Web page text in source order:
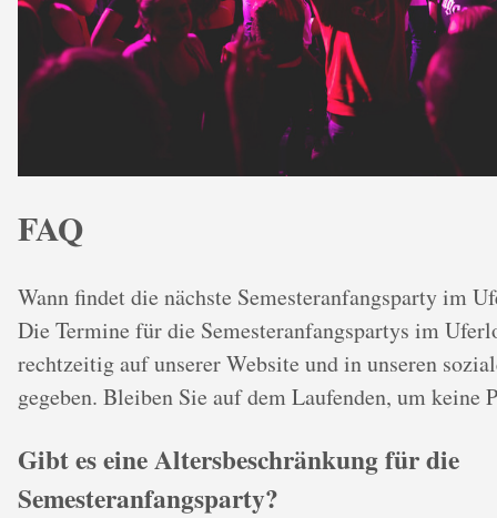
FAQ
Wann findet die nächste Semesteranfangsparty im
Die Termine für die Semesteranfangspartys im
rechtzeitig auf unserer Website und in unseren
gegeben. Bleiben Sie auf dem Laufenden, um keine
Gibt es eine Altersbeschränkung für die
Semesteranfangsparty?